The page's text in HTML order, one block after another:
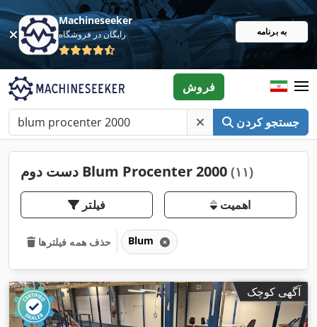
Machineseeker
رایگان در فروشگاه به برنامه
جستجو کردن
فروش
دست دوم Blum Procenter 2000 (۱۱)
فیلتر اهمیت
حذف همه فیلترها Blum
آگهی کوچک